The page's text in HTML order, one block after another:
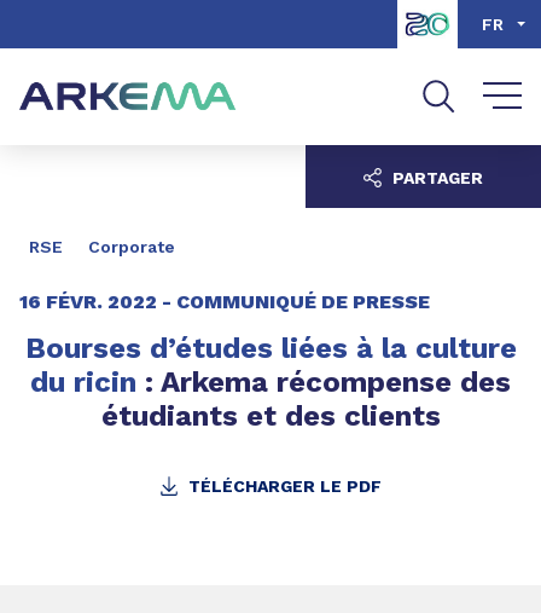
Aller à la recherche
FR
RSE Corporate
16 FÉVR. 2022 - COMMUNIQUÉ DE PRESSE
Bourses d’études liées à la culture
du ricin : Arkema récompense des
étudiants et des clients
TÉLÉCHARGER LE PDF
PARTAGER